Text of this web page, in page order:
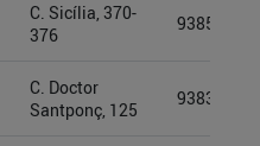
C. Sicília, 370-
376
C. Doctor
Santponç, 125